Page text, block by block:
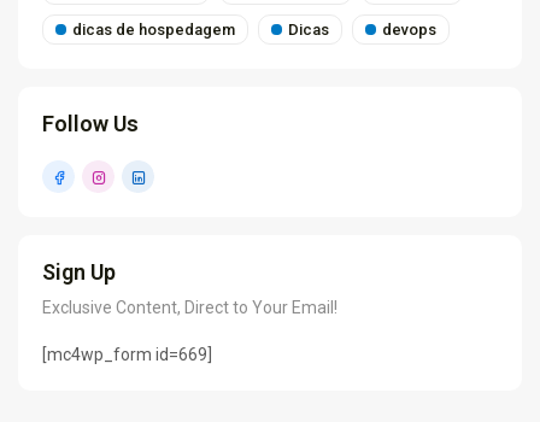
dicas de hospedagem Dicas devops
Follow Us
Sign Up
Exclusive Content, Direct to Your Email!
[mc4wp_form id=669]